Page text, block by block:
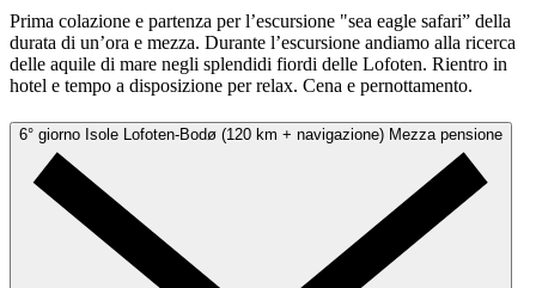
Prima colazione e partenza per l’escursione "sea eagle safari” della
durata di un’ora e mezza. Durante l’escursione andiamo alla ricerca
delle aquile di mare negli splendidi fiordi delle Lofoten. Rientro in
hotel e tempo a disposizione per relax. Cena e pernottamento.
6° giorno Isole Lofoten-Bodø (120 km + navigazione) Mezza pensione